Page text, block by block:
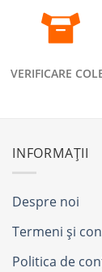
VERIFICARE
INFORMAȚII
Despre noi
Termeni și
Politica de